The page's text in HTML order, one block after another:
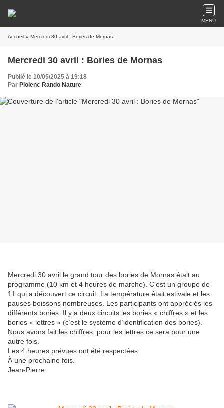
MENU
Accueil » Mercredi 30 avril : Bories de Mornas
Mercredi 30 avril : Bories de Mornas
Publié le 10/05/2025 à 19:18
Par Piolenc Rando Nature
Mercredi 30 avril le grand tour des bories de Mornas était au
programme (10 km et 4 heures de marche). C’est un groupe de
11 qui a découvert ce circuit. La température était estivale et les
pauses boissons nombreuses. Les participants ont appréciés les
différents bories. Il y a deux circuits les bories « chiffres » et les
bories « lettres » (c’est le système d’identification des bories).
Nous avons fait les chiffres, pour les lettres ce sera pour une
autre fois.
Les 4 heures prévues ont été respectées.
À une prochaine fois.
Jean-Pierre